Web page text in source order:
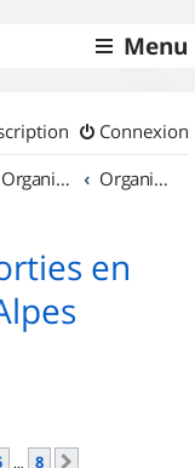
Menu
Connexion
Organisation de sorties & Recherche de partenaires Organisation de sorties en région Rhône Alpes
en
… 8